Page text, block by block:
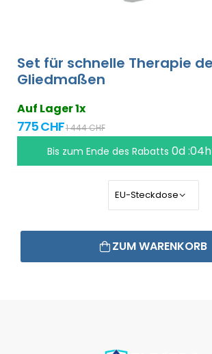
Set für schnelle Therapie
Gliedmaßen
Auf Lager 1x
775 CHF1 444 CHF
Bis zum Ende des Rabatts 0d
ZUM WARENKORB